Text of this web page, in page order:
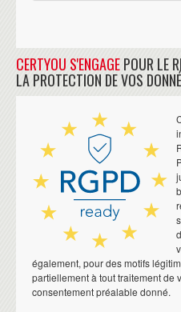
CERTYOU S'ENGAGEPOUR LE
LA PROTECTION DE VOS
également, pour des motifs
partiellement à tout traitement de
consentement préalable donné.